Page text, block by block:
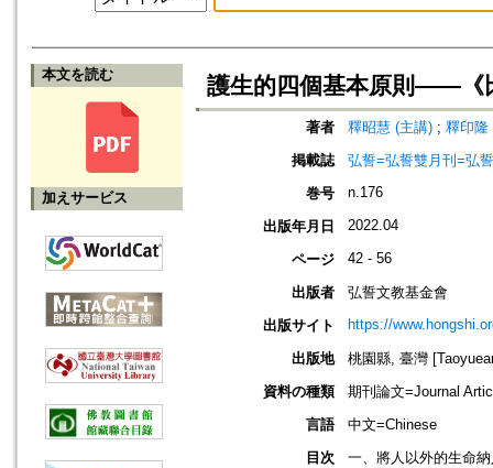
本文を読む
加えサービス
護生的四個基本原則——《
著者 釋昭慧 (主講) ; 釋印隆
掲載誌
弘誓=弘誓雙月刊=弘
巻号
n.176
出版年月日 2022.04
ページ 42 - 56
出版者
弘誓文教基金會
出版サイト
https://
出版地
桃園縣, 臺灣
資料の種類
期刊論文=Journal
言語
中文=Chinese
目次
一、將人以外的生命